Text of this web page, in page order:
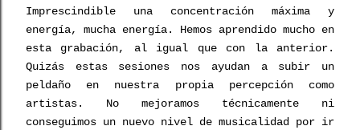
Imprescindible una concentración máxima y
energía, mucha energía. Hemos aprendido mucho en
esta grabación, al igual que con la anterior.
Quizás estas sesiones nos ayudan a subir un
peldaño en nuestra propia percepción como
artistas. No mejoramos técnicamente ni
conseguimos un nuevo nivel de musicalidad por ir